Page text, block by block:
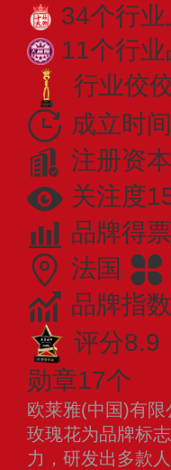
34个行
11个行
行业佼
成立时
注册资
关注度
品牌得
法国
品牌指
评分8.9
勋章17个
欧莱雅(中国)有
玫瑰花为品牌标
力，研发出多款